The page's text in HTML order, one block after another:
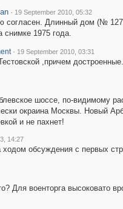
· 19 September 2010, 05:32
согласен. Длинный дом (№
снимке 1975 года.
· 19 September 2010, 03:31
,причем достроенные.
шоссе, по-видимому
окраина Москвы. Новый
и не пахнет!
14:27
обсуждения с первых
Для военторга высоковато